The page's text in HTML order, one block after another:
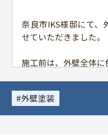
奈良市IKS様邸にて、
せていただきました。
施工前は、外壁全体
全体的に経年による印
状態でしたが、
今回の塗装工事によ
外壁塗装